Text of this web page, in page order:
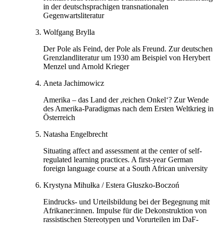
in der deutschsprachigen transnationalen
Gegenwartsliteratur
Wolfgang Brylla
Der Pole als Feind, der Pole als Freund. Zur deutschen
Grenzlandliteratur um 1930 am Beispiel von Herybert
Menzel und Arnold Krieger
Aneta Jachimowicz
Amerika – das Land der ,reichen Onkel‘? Zur Wende
des Amerika-Paradigmas nach dem Ersten Weltkrieg in
Österreich
Natasha Engelbrecht
Situating affect and assessment at the center of self-
regulated learning practices. A first-year German
foreign language course at a South African university
Krystyna Mihułka /Estera Głuszko-Boczoń
Eindrucks- und Urteilsbildung bei der Begegnung mit
Afrikaner:innen. Impulse für die Dekonstruktion von
rassistischen Stereotypen und Vorurteilen im DaF-